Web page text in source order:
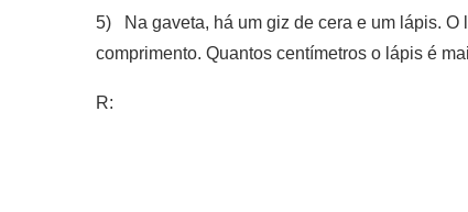
5) Na gaveta, há um giz de cera e um lápis. O
comprimento. Quantos centímetros o lápis é
R: